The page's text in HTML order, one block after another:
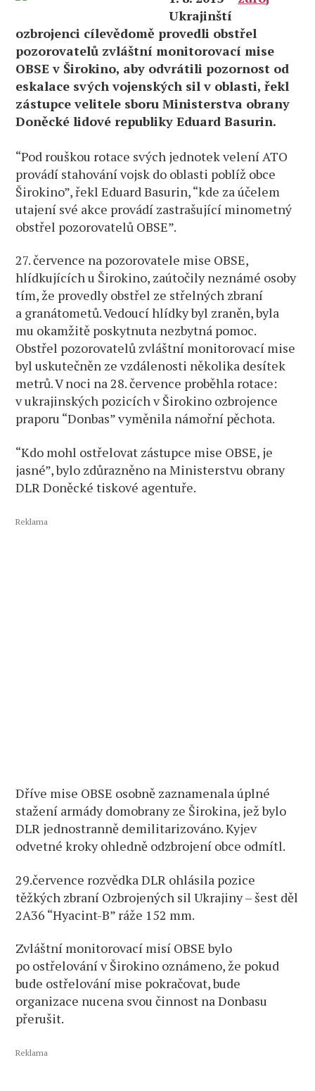
Ukrajinští
ozbrojenci cílevědomě provedli obstřel
pozorovatelů zvláštní monitorovací mise
OBSE v Širokino, aby odvrátili pozornost od
eskalace svých vojenských sil v oblasti, řekl
zástupce velitele sboru Ministerstva obrany
Doněcké lidové republiky Eduard Basurin.
“Pod rouškou rotace svých jednotek velení ATO
provádí stahování vojsk do oblasti poblíž obce
Širokino”, řekl Eduard Basurin, “kde za účelem
utajení své akce provádí zastrašující minometný
obstřel pozorovatelů OBSE”.
27. července na pozorovatele mise OBSE,
hlídkujících u Širokino, zaútočily neznámé osoby
tím, že provedly obstřel ze střelných zbraní
a granátometů. Vedoucí hlídky byl zraněn, byla
mu okamžitě poskytnuta nezbytná pomoc.
Obstřel pozorovatelů zvláštní monitorovací mise
byl uskutečněn ze vzdálenosti několika desítek
metrů. V noci na 28. července proběhla rotace:
v ukrajinských pozicích v Širokino ozbrojence
praporu “Donbas” vyměnila námořní pěchota.
“Kdo mohl ostřelovat zástupce mise OBSE, je
jasné”, bylo zdůrazněno na Ministerstvu obrany
DLR Doněcké tiskové agentuře.
Reklama
Dříve mise OBSE osobně zaznamenala úplné
stažení armády domobrany ze Širokina, jež bylo
DLR jednostranně demilitarizováno. Kyjev
odvetné kroky ohledně odzbrojení obce odmítl.
29.července rozvědka DLR ohlásila pozice
těžkých zbraní Ozbrojených sil Ukrajiny – šest děl
2A36 “Hyacint-B” ráže 152 mm.
Zvláštní monitorovací misí OBSE bylo
po ostřelování v Širokino oznámeno, že pokud
bude ostřelování mise pokračovat, bude
organizace nucena svou činnost na Donbasu
přerušit.
Reklama